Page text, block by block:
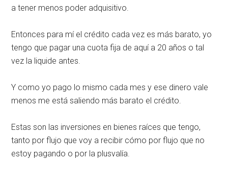
a tener menos poder adquisitivo.
Entonces para mí el crédito cada vez es más barato, yo
tengo que pagar una cuota fija de aquí a 20 años o tal
vez la liquide antes.
Y como yo pago lo mismo cada mes y ese dinero vale
menos me está saliendo más barato el crédito.
Estas son las inversiones en bienes raíces que tengo,
tanto por flujo que voy a recibir cómo por flujo que no
estoy pagando o por la plusvalía.